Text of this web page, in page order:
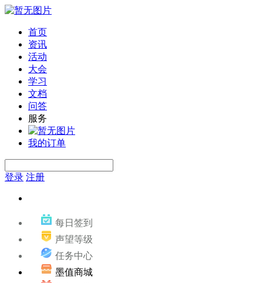
首页
资讯
活动
大会
学习
文档
问答
服务
我的订单
登录 注册
每日签到
声望等级
任务中心
墨值商城